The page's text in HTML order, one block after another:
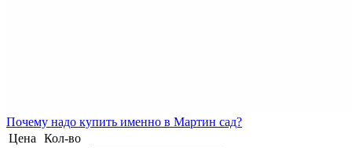
Почему надо купить именно в Мартин сад?
Цена
Кол-во